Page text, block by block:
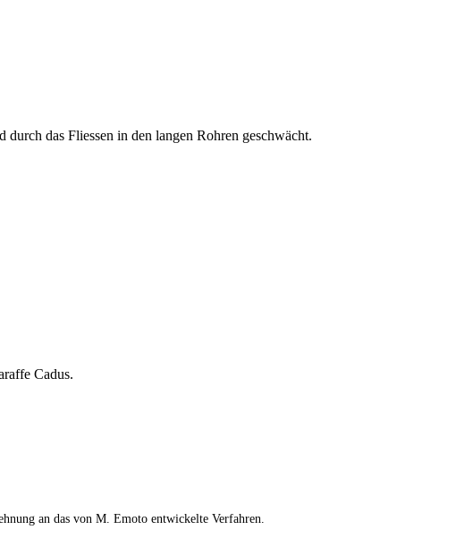
das Fliessen in den langen Rohren geschwächt.
Cadus.
an das von M. Emoto entwickelte Verfahren.